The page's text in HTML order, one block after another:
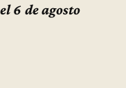
6 de agosto